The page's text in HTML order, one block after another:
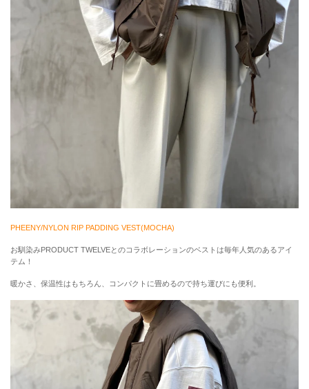
PHEENY/NYLON RIP PADDING VEST(MOCHA)
お馴染みPRODUCT TWELVEとのコラボレーションのベストは毎年人気のあるアイ
テム！
暖かさ、保温性はもちろん、コンパクトに畳めるので持ち運びにも便利。